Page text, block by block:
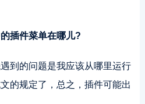
插件菜单在哪儿?
到的问题是我应该从哪里运行
的规定了，总之，插件可能出